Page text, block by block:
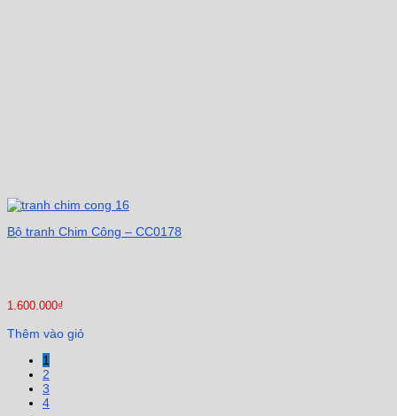
Bộ tranh Chim Công – CC0178
1.600.000₫
Thêm vào giỏ
1
2
3
4